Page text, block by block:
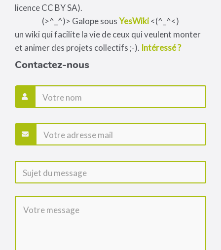
licence CC BY SA).
(>^_^)> Galope sousYesWiki<(^_^<)
un wiki qui facilite la vie de ceux qui veulent monter
et animer des projets collectifs ;-). Intéressé ?
Contactez-nous